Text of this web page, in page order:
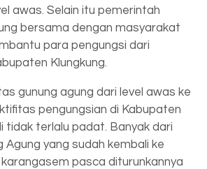
awas. Selain itu pemerintah
bersama dengan masyarakat
para pengungsi dari
Klungkung.
gunung agung dari level awas ke
pengungsian di Kabupaten
tidak terlalu padat. Banyak dari
Agung yang sudah kembali ke
pasca diturunkannya